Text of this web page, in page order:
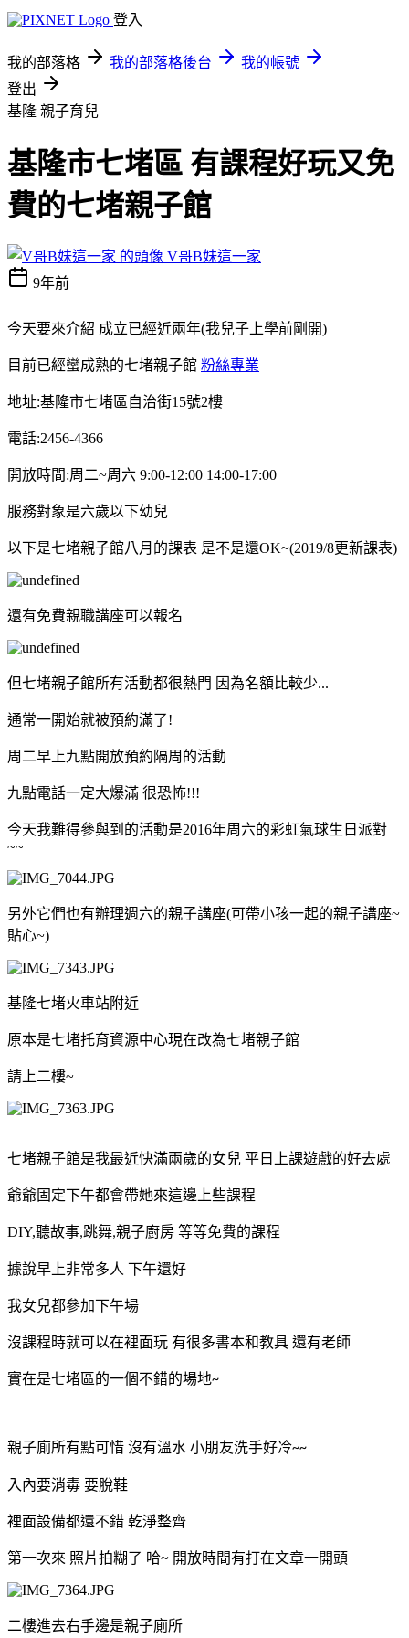
登入
我的部落格 我的部落格後台
我的帳號
登出
基隆 親子育兒
基隆市七堵區 有課程好玩又免
費的七堵親子館
V哥B妹這一家
9年前
今天要來介紹 成立已經近兩年(我兒子上學前剛開)
目前已經蠻成熟的七堵親子館 粉絲專業
地址:基隆市七堵區自治街15號2樓
電話:2456-4366
開放時間:周二~周六 9:00-12:00 14:00-17:00
服務對象是六歲以下幼兒
以下是七堵親子館八月的課表 是不是還OK~(2019/8更新課表)
還有免費親職講座可以報名
但七堵親子館所有活動都很熱門 因為名額比較少...
通常一開始就被預約滿了!
周二早上九點開放預約隔周的活動
九點電話一定大爆滿 很恐怖!!!
今天我難得參與到的活動是2016年周六的彩虹氣球生日派對
~~
另外它們也有辦理週六的親子講座(可帶小孩一起的親子講座~
貼心~)
基隆七堵火車站附近
原本是七堵托育資源中心現在改為七堵親子館
請上二樓~
七堵親子館是我最近快滿兩歲的女兒 平日上課遊戲的好去處
爺爺固定下午都會帶她來這邊上些課程
DIY,聽故事,跳舞,親子廚房 等等免費的課程
據說早上非常多人 下午還好
我女兒都參加下午場
沒課程時就可以在裡面玩 有很多書本和教具 還有老師
實在是七堵區的一個不錯的場地~
親子廁所有點可惜 沒有溫水 小朋友洗手好冷~~
入內要消毒 要脫鞋
裡面設備都還不錯 乾淨整齊
第一次來 照片拍糊了 哈~ 開放時間有打在文章一開頭
二樓進去右手邊是親子廁所